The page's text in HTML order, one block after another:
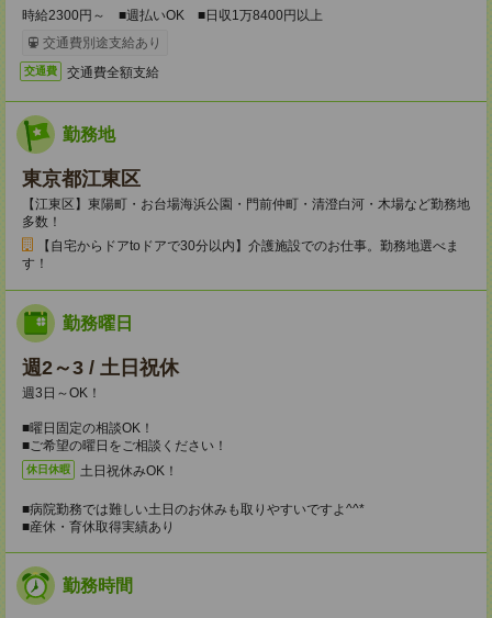
時給2300円～ ■週払いOK ■日収1万8400円以上
交通費別途支給あり
交通費 交通費全額支給
勤務地
東京都江東区
【江東区】東陽町・お台場海浜公園・門前仲町・清澄白河・木場など勤務地
多数！
【自宅からドアtoドアで30分以内】介護施設でのお仕事。勤務地選べま
す！
勤務曜日
週2～3 / 土日祝休
週3日～OK！
■曜日固定の相談OK！
■ご希望の曜日をご相談ください！
休日休暇 土日祝休みOK！
■病院勤務では難しい土日のお休みも取りやすいですよ^^*
■産休・育休取得実績あり
勤務時間